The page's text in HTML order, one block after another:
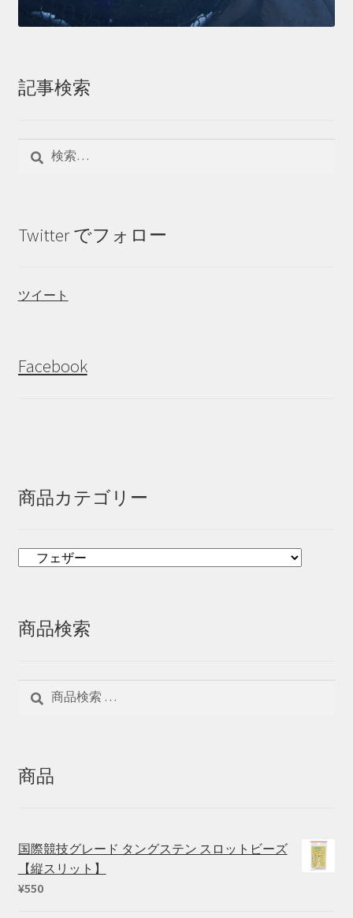
記事検索
Twitter でフォロー
ツイート
Facebook
商品カテゴリー
商品検索
商品
国際競技グレード タングステン スロットビーズ
【縦スリット】
¥550